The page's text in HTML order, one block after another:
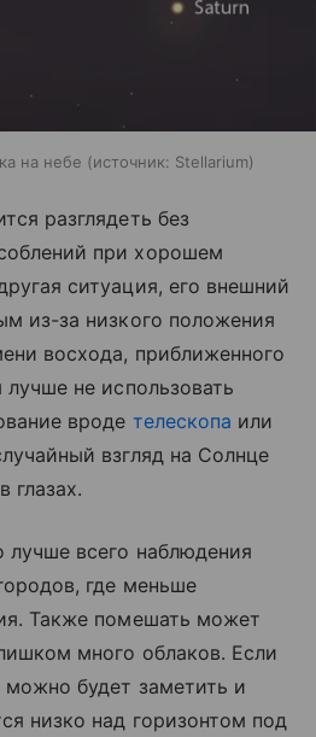
на небе источник: Stellarium
разглядеть без
при хорошем
ситуация, его внешний
из-за низкого положения
восхода, приближенного
не использовать
вроде телескопа или
взгляд на Солнце
глазах.
лучше всего наблюдения
где меньше
Также помешать может
много облаков. Если
можно будет заметить и
низко над горизонтом под